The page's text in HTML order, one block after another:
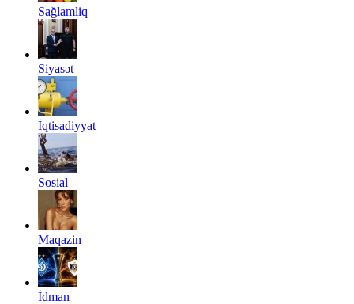
Sağlamliq
Siyasət
İqtisadiyyat
Sosial
Maqazin
İdman